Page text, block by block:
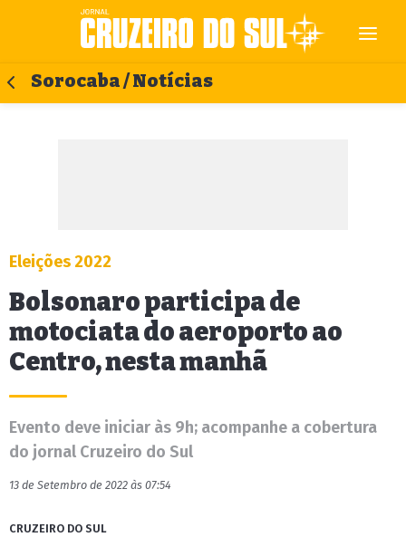
Sorocaba / Notícias
Eleições 2022
Bolsonaro participa de
motociata do aeroporto ao
Centro, nesta manhã
Evento deve iniciar às 9h; acompanhe a cobertura
do jornal Cruzeiro do Sul
13 de Setembro de 2022 às 07:54
CRUZEIRO DO SUL